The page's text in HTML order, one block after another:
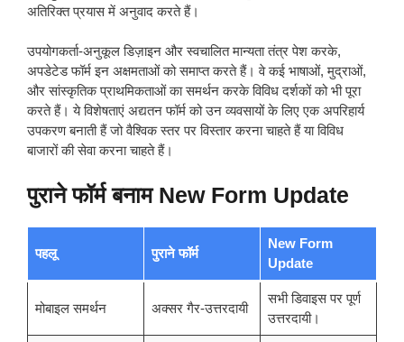
अतिरिक्त प्रयास में अनुवाद करते हैं।
उपयोगकर्ता-अनुकूल डिज़ाइन और स्वचालित मान्यता तंत्र पेश करके,
अपडेटेड फॉर्म इन अक्षमताओं को समाप्त करते हैं। वे कई भाषाओं, मुद्राओं,
और सांस्कृतिक प्राथमिकताओं का समर्थन करके विविध दर्शकों को भी पूरा
करते हैं। ये विशेषताएं अद्यतन फॉर्म को उन व्यवसायों के लिए एक अपरिहार्य
उपकरण बनाती हैं जो वैश्विक स्तर पर विस्तार करना चाहते हैं या विविध
बाजारों की सेवा करना चाहते हैं।
पुराने फॉर्म बनाम New Form Update
पहलू पुराने फॉर्म
New Form
Update
मोबाइल समर्थन अक्सर गैर-उत्तरदायी
सभी डिवाइस पर पूर्ण
उत्तरदायी।